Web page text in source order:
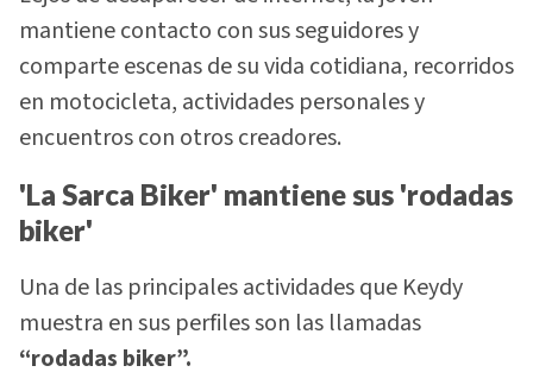
mantiene contacto con sus seguidores y
comparte escenas de su vida cotidiana, recorridos
en motocicleta, actividades personales y
encuentros con otros creadores.
'La Sarca Biker' mantiene sus 'rodadas
biker'
Una de las principales actividades que Keydy
muestra en sus perfiles son las llamadas
“rodadas biker”.